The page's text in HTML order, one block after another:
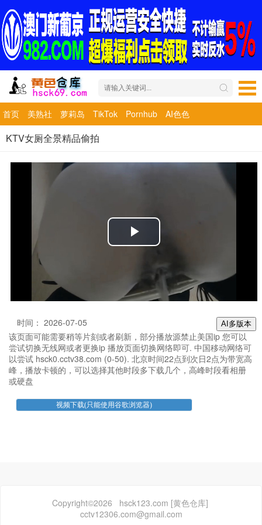
首页 美熟社 萝莉岛 TikTok Pornhub AI色色
KTV女厕全景精品偷拍
AI多版本
时间： 2026-07-05
该页面可能需要稍等片刻或者刷新，部分播放源禁止美国ip 您可以
尝试切换无线网或者更换ip 播放页面切换网络即可. 中国移动网络可
以尝试 hsck0.cctv38.com (0-50). 北京时间22点到次日2点为带宽高
峰，播放卡顿的，可以选择其他时段多下载几个，高峰时段看相册
或硬盘
Copyright©2026 hsck123.com [黄色仓库]
cctv12306.com@gmail.com